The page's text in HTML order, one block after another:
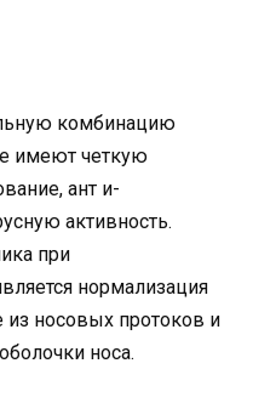
комбинацию
имеют четкую
ант и-
активность.
при
нормализация
из носовых протоков и
носа.